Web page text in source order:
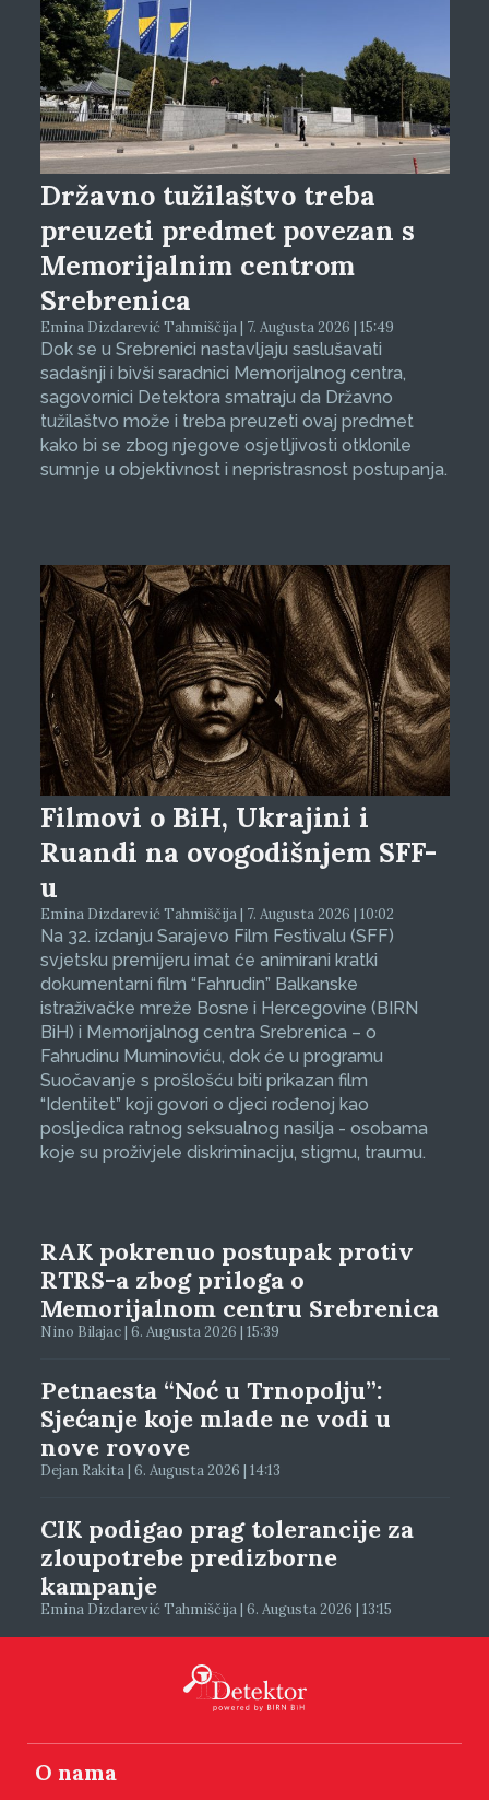
Državno tužilaštvo treba
preuzeti predmet povezan s
Memorijalnim centrom
Srebrenica
Emina Dizdarević Tahmiščija | 7. Augusta 2026 | 15:49
Dok se u Srebrenici nastavljaju saslušavati
sadašnji i bivši saradnici Memorijalnog centra,
sagovornici Detektora smatraju da Državno
tužilaštvo može i treba preuzeti ovaj predmet
kako bi se zbog njegove osjetljivosti otklonile
sumnje u objektivnost i nepristrasnost postupanja.
Filmovi o BiH, Ukrajini i
Ruandi na ovogodišnjem SFF-
u
Emina Dizdarević Tahmiščija | 7. Augusta 2026 | 10:02
Na 32. izdanju Sarajevo Film Festivalu (SFF)
svjetsku premijeru imat će animirani kratki
dokumentarni film “Fahrudin” Balkanske
istraživačke mreže Bosne i Hercegovine (BIRN
BiH) i Memorijalnog centra Srebrenica – o
Fahrudinu Muminoviću, dok će u programu
Suočavanje s prošlošću biti prikazan film
“Identitet” koji govori o djeci rođenoj kao
posljedica ratnog seksualnog nasilja - osobama
koje su proživjele diskriminaciju, stigmu, traumu.
RAK pokrenuo postupak protiv
RTRS-a zbog priloga o
Memorijalnom centru Srebrenica
Nino Bilajac | 6. Augusta 2026 | 15:39
Petnaesta “Noć u Trnopolju”:
Sjećanje koje mlade ne vodi u
nove rovove
Dejan Rakita | 6. Augusta 2026 | 14:13
CIK podigao prag tolerancije za
zloupotrebe predizborne
kampanje
Emina Dizdarević Tahmiščija | 6. Augusta 2026 | 13:15
O nama